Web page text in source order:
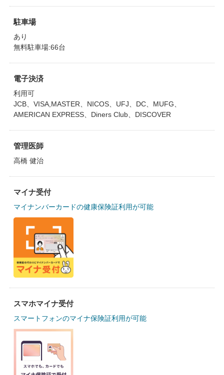
駐車場
あり
無料駐車場:66台
電子決済
利用可
JCB、VISA,MASTER、NICOS、UFJ、DC、MUFG、
AMERICAN EXPRESS、Diners Club、DISCOVER
管理医師
高橋 健治
マイナ受付
マイナンバーカードの健康保険証利用が可能
スマホマイナ受付
スマートフォンのマイナ保険証利用が可能